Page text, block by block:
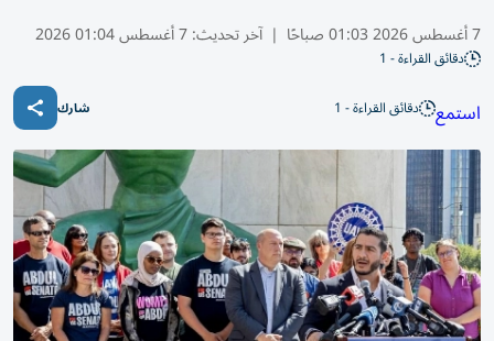
7 أغسطس 2026 01:03 صباحًا | آخر تحديث:7 أغسطس 01:04 2026
دقائق القراءة - 1
استمع دقائق القراءة - 1 شارك